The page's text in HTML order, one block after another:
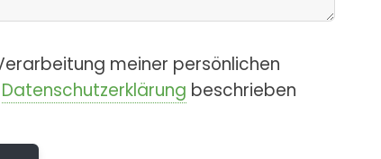
meiner persönlichen
Datenschutzerklärung beschrieben